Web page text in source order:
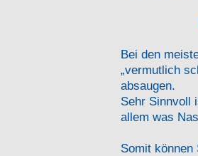
Bei den
„vermutlich
absaugen.
Sehr Sinnvoll
allem was
Somit können